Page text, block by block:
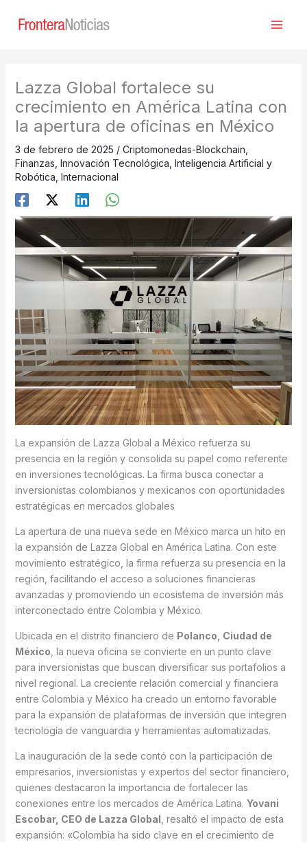
Lazza Global fortalece su
crecimiento en América Latina con
la apertura de oficinas en México
3 de febrero de 2025 / Criptomonedas-Blockchain
Finanzas Innovación Tecnológica Inteligencia Artificial y
Robótica Internacional
La expansión de Lazza Global a México refuerza su
presencia en la región y consolida su papel como referente
en inversiones tecnológicas. La firma busca conectar a
inversionistas colombianos y mexicanos con oportunidades
estratégicas en mercados globales
La apertura de una nueva sede en México marca un hito en
la expansión de Lazza Global en América Latina. Con este
movimiento estratégico, la firma refuerza su presencia en la
región, facilitando el acceso a soluciones financieras
avanzadas y promoviendo un ecosistema de inversión más
interconectado entre Colombia y México.
Ubicada en el distrito financiero de Polanco, Ciudad de
México , la nueva oficina se convierte en un punto clave
para inversionistas que buscan diversificar sus portafolios a
nivel regional. La creciente relación comercial y financiera
entre Colombia y México ha creado un entorno favorable
para la expansión de plataformas de inversión que integren
tecnología de vanguardia y herramientas automatizadas.
La inauguración de la sede contó con la participación de
empresarios, inversionistas y expertos del sector financiero,
quienes destacaron la importancia de fortalecer las
conexiones entre los mercados de América Latina. Yovani
Escobar, CEO de Lazza Global , resaltó el impacto de esta
expansión: «Colombia ha sido clave en el crecimiento de